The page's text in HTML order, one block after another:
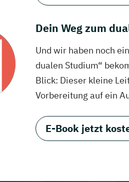
Dein Weg zum
Und wir haben noch
dualen Studium“
Blick: Dieser kleine
Vorbereitung auf ein
E-Book jetzt